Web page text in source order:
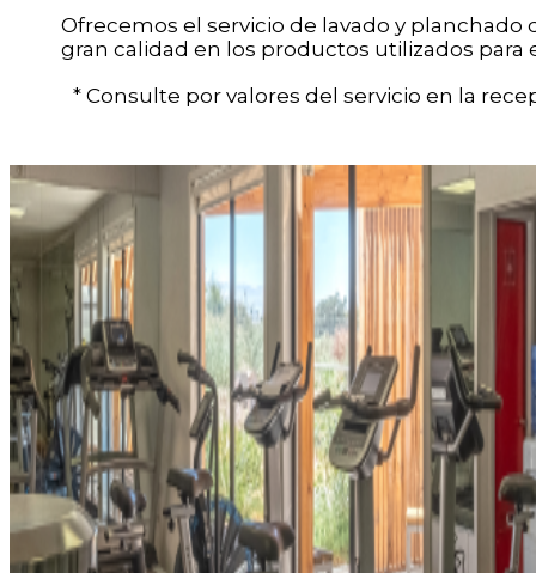
Ofrecemos el servicio de lavado y
gran calidad en los productos utilizados para
* Consulte por valores del servicio en la